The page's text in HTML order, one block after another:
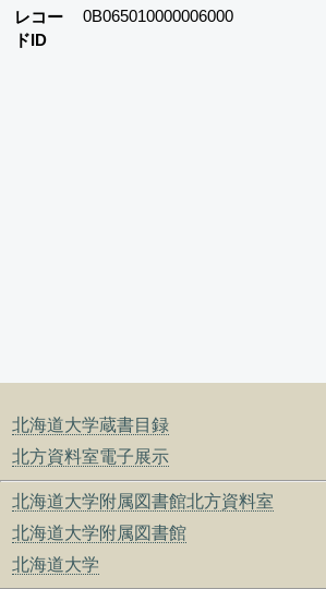
北海道大学蔵書目録
北方資料室電子展示
北海道大学附属図書館北方資料室
北海道大学附属図書館
北海道大学
レコー
ドID
0B065010000006000